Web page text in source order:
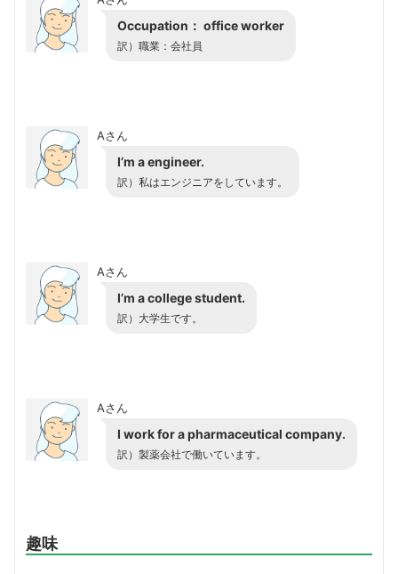
Occupation： office worker
訳）職業：会社員
Aさん
I’m a engineer.
訳）私はエンジニアをしています。
Aさん
I’m a college student.
訳）大学生です。
Aさん
I work for a pharmaceutical company.
訳）製薬会社で働いています。
趣味